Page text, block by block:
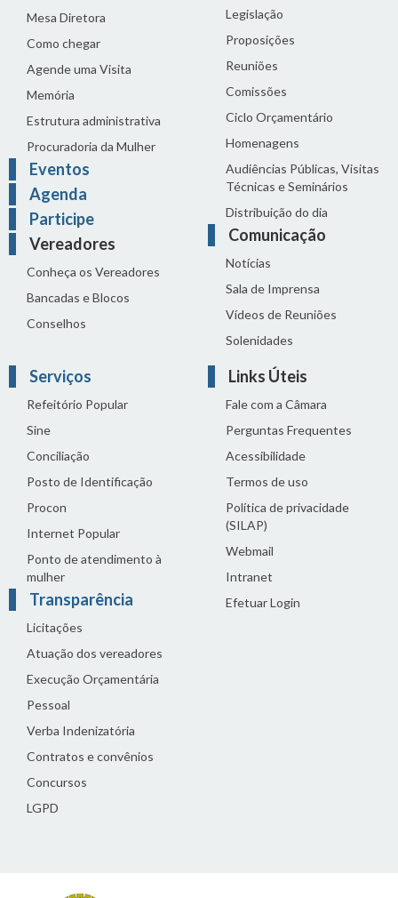
Mesa Diretora
Como chegar
Agende uma Visita
Memória
Estrutura administrativa
Procuradoria da Mulher
Eventos
Agenda
Participe
Vereadores
Conheça os Vereadores
Bancadas e Blocos
Conselhos
Legislação
Proposições
Reuniões
Comissões
Ciclo Orçamentário
Homenagens
Audiências Públicas, Visitas
Técnicas e Seminários
Distribuição do dia
Comunicação
Notícias
Sala de Imprensa
Vídeos de Reuniões
Solenidades
Serviços
Refeitório Popular
Sine
Conciliação
Posto de Identificação
Procon
Internet Popular
Ponto de atendimento à
mulher
Transparência
Licitações
Atuação dos vereadores
Execução Orçamentária
Pessoal
Verba Indenizatória
Contratos e convênios
Concursos
LGPD
Links Úteis
Fale com a Câmara
Perguntas Frequentes
Acessibilidade
Termos de uso
Política de privacidade
(SILAP)
Webmail
Intranet
Efetuar Login